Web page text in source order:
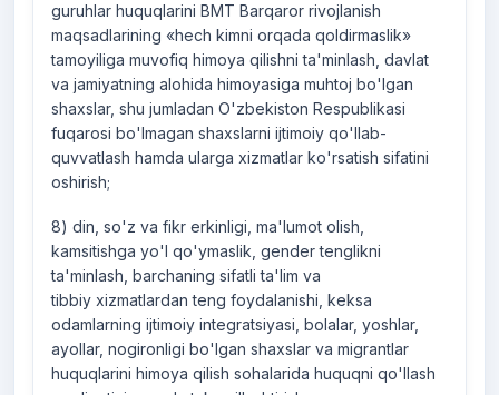
guruhlar huquqlarini BMT Barqaror rivojlanish
maqsadlarining «hech kimni orqada qoldirmaslik»
tamoyiliga muvofiq himoya qilishni ta'minlash, davlat
va jamiyatning alohida himoyasiga muhtoj bo'lgan
shaxslar, shu jumladan O'zbekiston Respublikasi
fuqarosi bo'lmagan shaxslarni ijtimoiy qo'llab-
quvvatlash hamda ularga xizmatlar ko'rsatish sifatini
oshirish;
8) din, so'z va fikr erkinligi, ma'lumot olish,
kamsitishga yo'l qo'ymaslik, gender tenglikni
ta'minlash, barchaning sifatli ta'lim va
tibbiy xizmatlardan teng foydalanishi, keksa
odamlarning ijtimoiy integratsiyasi, bolalar, yoshlar,
ayollar, nogironligi bo'lgan shaxslar va migrantlar
huquqlarini himoya qilish sohalarida huquqni qo'llash